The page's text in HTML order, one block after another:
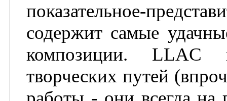
показательное-
содержит самые
композиции. LLAC
творческих путей